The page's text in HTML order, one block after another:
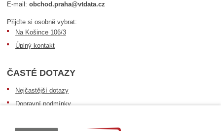
E-mail:obchod.praha@vtdata.cz
Přijďte si osobně vybrat:
Na Košince 106/3
Úplný kontakt
ČASTÉ DOTAZY
Nejčastější dotazy
Dopravní podmínky